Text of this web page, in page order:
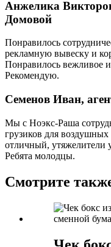
Анжелика
Домовой
Понравилось
рекламную вывеску и
Понравилось вежливое
Рекомендую.
Семенов Иван,
Мы с Ноэкс-Раша
грузиков для
отличный, утяжелители
Ребята молодцы.
Смотрите